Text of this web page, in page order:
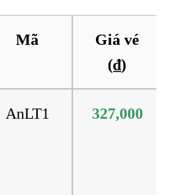
Mã
Giá vé
(₫)
AnLT1 327,000